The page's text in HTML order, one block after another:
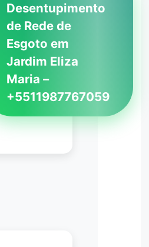
Desentupimento
de Rede de
Esgoto em
Jardim Eliza
Maria –
+5511987767059